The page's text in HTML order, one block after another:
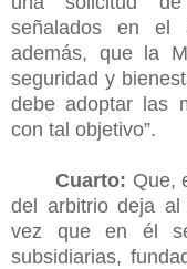
señalados en el
además, que la
seguridad y
debe adoptar las
con tal objetivo”.
Cuarto: Que,
del arbitrio deja al
vez que en él
subsidiarias,